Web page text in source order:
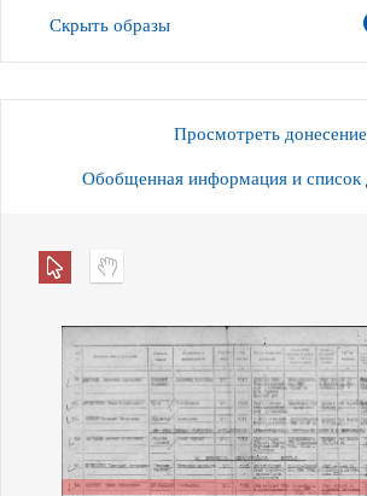
Скрыть образы
Просмотреть донесение
Обобщенная информация и список